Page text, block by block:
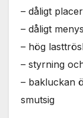
– dåligt
– dåligt
– hög
– styrning
– bakluckan
smutsig